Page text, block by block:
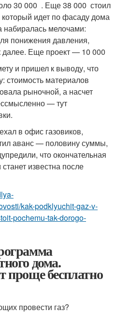
30 000 . Еще 38 000 стоил
идет по фасаду дома
набиралась мелочами:
понижения давления,
далее. Еще проект — 10 000
и пришел к выводу, что
стоимость материалов
рыночной, а насчет
— тут
в офис газовиков,
аванс — половину суммы,
что окончательная
известна после
kak-podklyuchit-gaz-v-
pochemu-tak-dorogo-
дома.
проще бесплатно
провести газ?